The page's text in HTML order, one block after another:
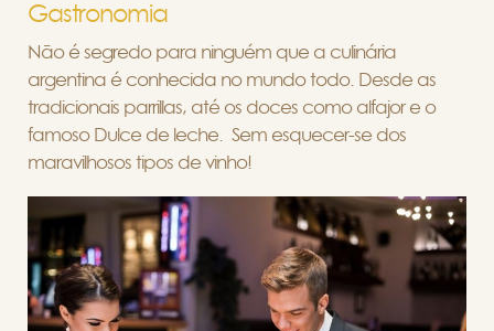
Gastronomia
Não é segredo para ninguém que a culinária
argentina é conhecida no mundo todo. Desde as
tradicionais parrillas, até os doces como alfajor e o
famoso Dulce de leche. Sem esquecer-se dos
maravilhosos tipos de vinho!